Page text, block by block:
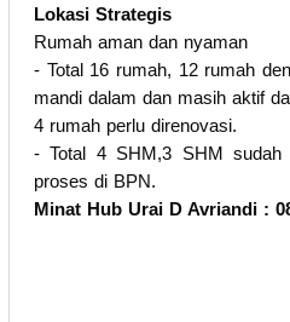
Lokasi Strategis
Rumah aman dan nyaman
- Total 16 rumah, 12 rumah
mandi dalam dan masih aktif
4 rumah perlu direnovasi.
- Total 4 SHM,3 SHM
proses di BPN.
Minat Hub Urai D Avriandi :